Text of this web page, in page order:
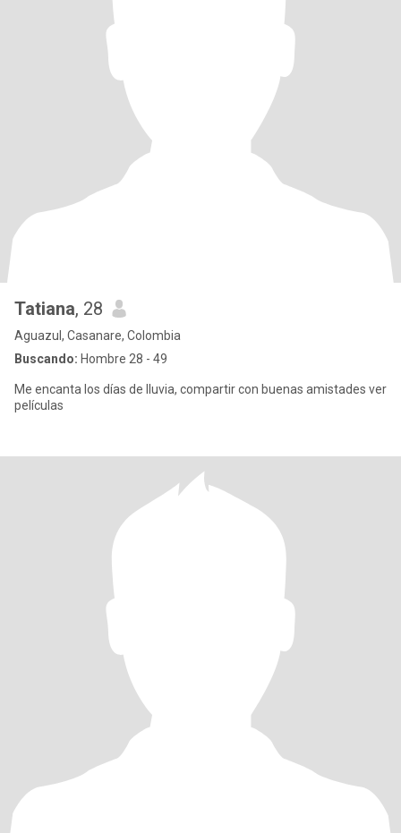
Tatiana, 28
Aguazul, Casanare, Colombia
Buscando: Hombre 28 - 49
Me encanta los días de lluvia, compartir con buenas amistades ver
películas